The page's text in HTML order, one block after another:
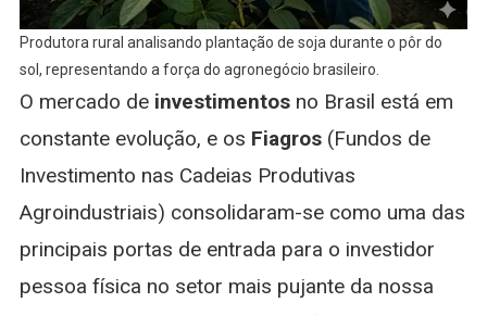
Produtora rural analisando plantação de soja durante o pôr do
sol, representando a força do agronegócio brasileiro.
O mercado de investimentosno Brasil está em
constante evolução, e os Fiagros(Fundos de
Investimento nas Cadeias Produtivas
Agroindustriais) consolidaram-se como uma das
principais portas de entrada para o investidor
pessoa física no setor mais pujante da nossa